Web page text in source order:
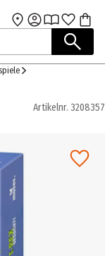
Artikelnr. 3208357